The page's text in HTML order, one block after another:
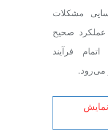
مشکلات
عملکرد صحیح
فرآیند
می‌رود.
نمایش